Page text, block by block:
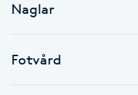
Balayage
Naglar
Fotvård